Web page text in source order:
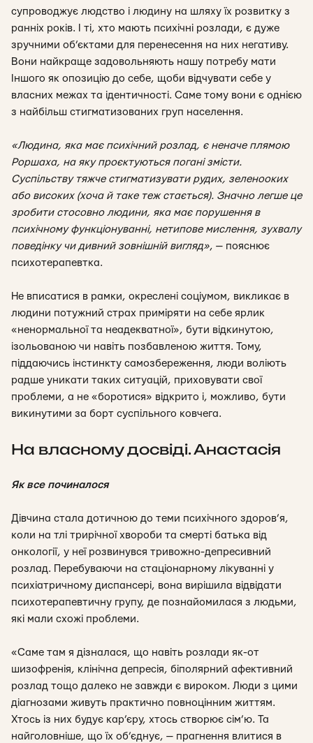
супроводжує людство і людину на шляху їх розвитку з
ранніх років. І ті, хто мають психічні розлади, є дуже
зручними об’єктами для перенесення на них негативу.
Вони найкраще задовольняють нашу потребу мати
Іншого як опозицію до себе, щоби відчувати себе у
власних межах та ідентичності. Саме тому вони є однією
з найбільш стигматизованих груп населення.
«Людина, яка має психічний розлад, є неначе плямою
Роршаха, на яку проєктуються погані змісти.
Суспільству тяжче стигматизувати рудих, зеленооких
або високих (хоча й таке теж стається). Значно легше це
зробити стосовно людини, яка має порушення в
психічному функціонуванні, нетипове мислення, зухвалу
поведінку чи дивний зовнішній вигляд», — пояснює
психотерапевтка.
Не вписатися в рамки, окреслені соціумом, викликає в
людини потужний страх приміряти на себе ярлик
«ненормальної та неадекватної», бути відкинутою,
ізольованою чи навіть позбавленою життя. Тому,
піддаючись інстинкту самозбереження, люди воліють
радше уникати таких ситуацій, приховувати свої
проблеми, а не «боротися» відкрито і, можливо, бути
викинутими за борт суспільного ковчега.
На власному досвіді. Анастасія
Як все починалося
Дівчина стала дотичною до теми психічного здоров’я,
коли на тлі трирічної хвороби та смерті батька від
онкології, у неї розвинувся тривожно-депресивний
розлад. Перебуваючи на стаціонарному лікуванні у
психіатричному диспансері, вона вирішила відвідати
психотерапевтичну групу, де познайомилася з людьми,
які мали схожі проблеми.
«Саме там я дізналася, що навіть розлади як-от
шизофренія, клінічна депресія, біполярний афективний
розлад тощо далеко не завжди є вироком. Люди з цими
діагнозами живуть практично повноцінним життям.
Хтось із них будує кар’єру, хтось створює сім’ю. Та
найголовніше, що їх об’єднує, — прагнення влитися в